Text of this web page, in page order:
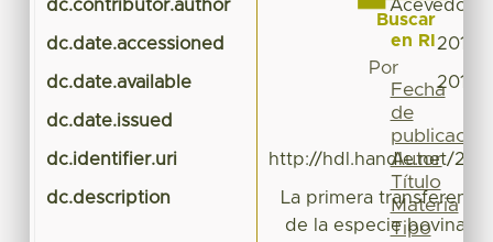
dc.contributor.author Acevedo
dc.date.accessioned 2016-
dc.date.available 2016-
dc.date.issued
dc.identifier.uri http://hdl.handle.net/
dc.description
La primera
de la especie bovina
Buscar
en RI
Por
Fecha
de
publicación
Autor
Título
Materia
Tipo